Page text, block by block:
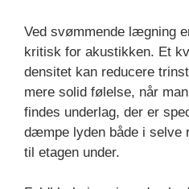
Ved svømmende lægning
kritisk for akustikken. Et
densitet kan reducere
mere solid følelse, når
findes underlag, der er
dæmpe lyden både i selve
til etagen under.